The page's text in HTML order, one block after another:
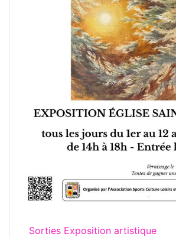
Sorties Exposition artistique